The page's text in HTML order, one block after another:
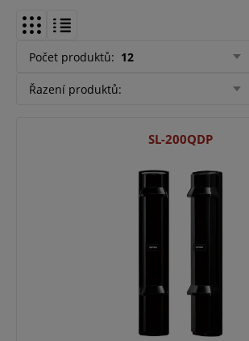
Počet produktů: 12
Řazení produktů:
SL-200QDP